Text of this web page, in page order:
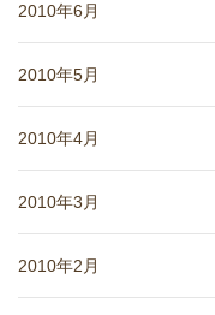
2010年6月
2010年5月
2010年4月
2010年3月
2010年2月